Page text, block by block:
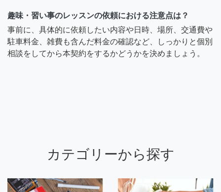
趣味・習い事のレッスンの依頼における注意点は？
事前に、具体的に依頼したい内容や日時、場所、交通費や
駐車料金、雑費も含んだ料金の確認など、しっかりと個別
相談をしてから本契約をするかどうかを決めましょう。
カテゴリーから探す